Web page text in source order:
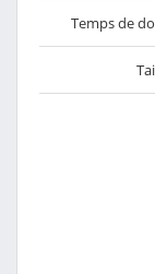
Temps de